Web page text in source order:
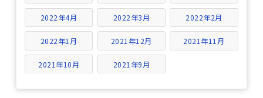
2022年4月 2022年3月 2022年2月
2022年1月 2021年12月 2021年11月
2021年10月 2021年9月